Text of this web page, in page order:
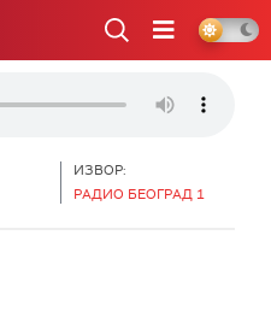
ИЗВОР:
РАДИО БЕОГРАД 1